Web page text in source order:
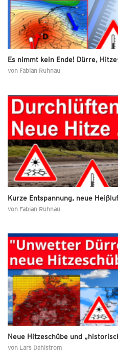
Es nimmt kein Ende! Dürre,
von Fabian Ruhnau
Kurze Entspannung, neue
von Fabian Ruhnau
Neue Hitzeschübe und
von Lars Dahlstrom